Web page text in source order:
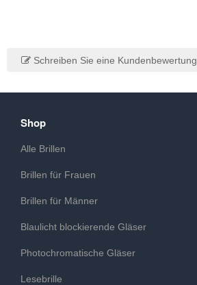
Schreiben Sie eine Kundenbewertung
Shop
Alle Brillen
Brillen für Frauen
Brillen für Männer
Blaulicht blockierende Gläser
Photochromatische Gläser
Lesebrille